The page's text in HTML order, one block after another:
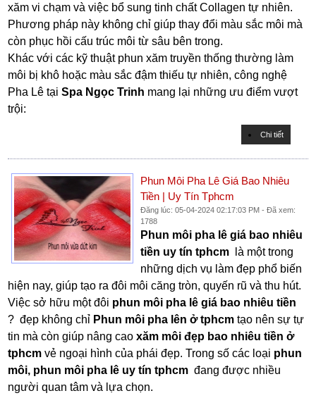
xăm vi chạm và việc bổ sung tinh chất Collagen tự nhiên.
Phương pháp này không chỉ giúp thay đổi màu sắc môi mà
còn phục hồi cấu trúc môi từ sâu bên trong.
Khác với các kỹ thuật phun xăm truyền thống thường làm
môi bị khô hoặc màu sắc đậm thiếu tự nhiên, công nghệ
Pha Lê tạiSpa Ngọc Trinh mang lại những ưu điểm vượt
trội:
Chi tiết
Phun Môi Pha Lê Giá Bao Nhiêu
Tiền | Uy Tín Tphcm
Đăng lúc: 05-04-2024 02:17:03 PM - Đã xem:
1788
Phun môi pha lê giá bao nhiêu
tiền uy tín tphcm
là một trong
những dịch vụ làm đẹp phổ biến
hiện nay, giúp tạo ra đôi môi căng tròn, quyến rũ và thu hút.
Việc sở hữu một đôi phun môi pha lê giá bao nhiêu tiền
? đẹp không chỉ Phun môi pha lên ở tphcmtạo nên sự tự
tin mà còn giúp nâng cao xăm môi đẹp bao nhiêu tiền ở
tphcm vẻ ngoại hình của phái đẹp. Trong số các loại phun
môi, phun môi pha lê uy tín tphcmđang được nhiều
người quan tâm và lựa chọn.